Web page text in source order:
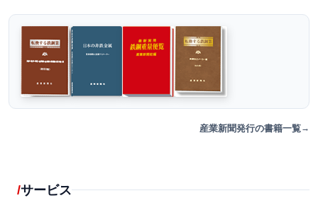
産業新聞発行の書籍一覧
サービス